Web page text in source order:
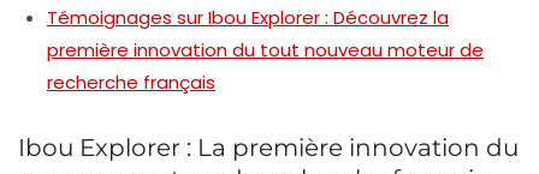
Témoignages sur Ibou Explorer : Découvrez la
première innovation du tout nouveau moteur de
recherche français
Ibou Explorer : La première innovation du